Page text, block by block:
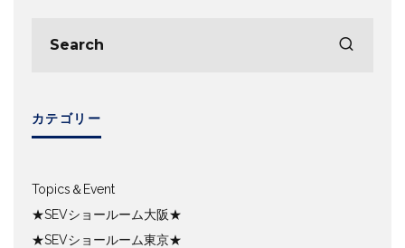
カテゴリー
Topics＆Event
★SEVショールーム大阪★
★SEVショールーム東京★